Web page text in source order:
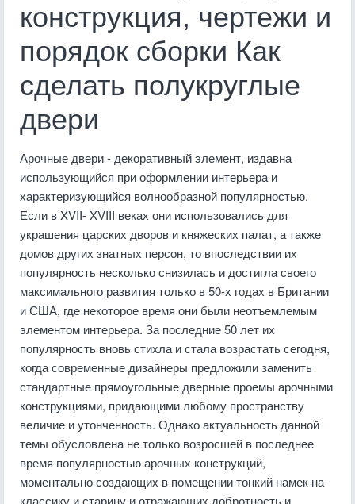
конструкция, чертежи и
порядок сборки Как
сделать полукруглые
двери
Арочные двери - декоративный элемент, издавна
использующийся при оформлении интерьера и
характеризующийся волнообразной популярностью.
Если в ΧVΙΙ- ΧVΙΙΙ веках они использовались для
украшения царских дворов и княжеских палат, а также
домов других знатных персон, то впоследствии их
популярность несколько снизилась и достигла своего
максимального развития только в 50-х годах в Британии
и США, где некоторое время они были неотъемлемым
элементом интерьера. За последние 50 лет их
популярность вновь стихла и стала возрастать сегодня,
когда современные дизайнеры предложили заменить
стандартные прямоугольные дверные проемы арочными
конструкциями, придающими любому пространству
величие и утонченность. Однако актуальность данной
темы обусловлена не только возросшей в последнее
время популярностью арочных конструкций,
моментально создающих в помещении тонкий намек на
классику и старину и отражающих добротность и